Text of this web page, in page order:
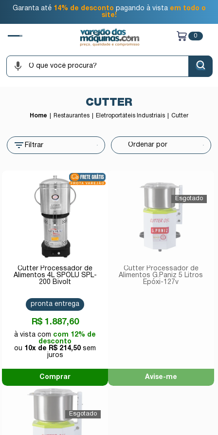
Garanta até 14% de desconto pagando à vista em todo o
site!
0
CUTTER
Home Restaurantes Eletroportáteis Industriais Cutter
Filtrar
Cutter Processador de
Alimentos 4L SPOLU SPL-
200 Bivolt
R$ 1.887,60
com 12% de
desconto
10x de
R$ 214,50
pronta entrega
Comprar
Cutter Processador de
Alimentos G.Paniz 5 Litros
Epóxi-127v
Avise-me